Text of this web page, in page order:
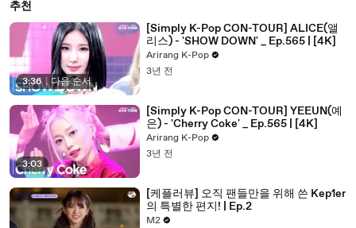
추천
3:36 | 다음 순서
[Simply K-Pop CON-TOUR] ALICE(앨
리스) - 'SHOW DOWN' _ Ep.565 | [4K]
Arirang K-Pop
3년 전
3:03
[Simply K-Pop CON-TOUR] YEEUN(예
은) - 'Cherry Coke' _ Ep.565 | [4K]
Arirang K-Pop
3년 전
[케플러뷰] 오직 팬들만을 위해 쓴 Kep1er
의 특별한 편지! | Ep.2
M2